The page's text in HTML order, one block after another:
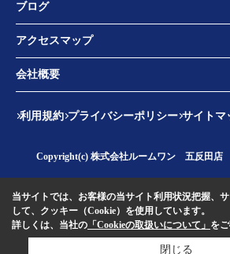
ブログ
アクセスマップ
会社概要
利用規約 プライバシーポリシー サイトマ
Copyright(c) 株式会社ルームワン 五反田店
当サイトでは、お客様の当サイト利用状況把握、
して、クッキー（Cookie）を使用しています。
詳しくは、当社の 「Cookieの取扱いについて」 を
閉じる